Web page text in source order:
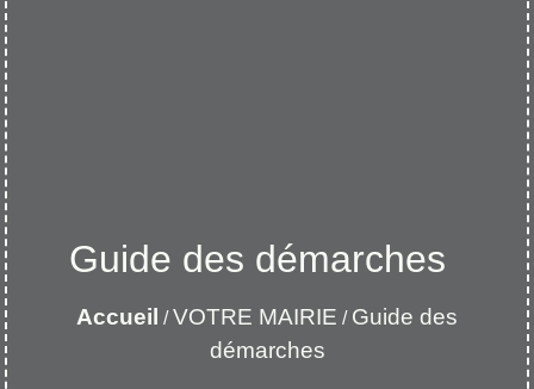
Guide des démarches
Accueil /VOTRE MAIRIE / Guide des
démarches